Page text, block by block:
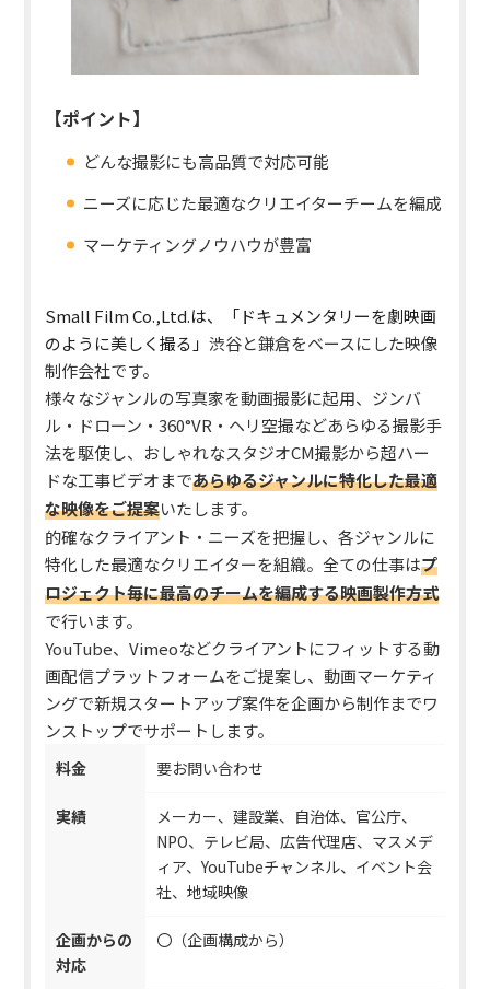
【ポイント】
どんな撮影にも高品質で対応可能
ニーズに応じた最適なクリエイターチームを編成
マーケティングノウハウが豊富
Small Film Co.,Ltd.は、「ドキュメンタリーを劇映画
のように美しく撮る 」渋谷と鎌倉をベースにした映像
制作会社です。
様々なジャンルの写真家を動画撮影に起用、ジンバ
ル・ドローン・360°VR・ヘリ空撮などあらゆる撮影手
法を駆使し、おしゃれなスタジオCM撮影から超ハー
ドな工事ビデオまであらゆるジャンルに特化した最適
な映像をご提案いたします。
的確なクライアント・ニーズを把握し、各ジャンルに
特化した最適なクリエイターを組織。全ての仕事はプ
ロジェクト毎に最高のチームを編成する映画製作方式
で行います。
YouTube、Vimeoなどクライアントにフィットする動
画配信プラットフォームをご提案し、動画マーケティ
ングで新規スタートアップ案件を企画から制作までワ
ンストップでサポートします。
料金 要お問い合わせ
実績
メーカー、建設業、自治体、官公庁、
NPO、テレビ局、広告代理店、マスメデ
ィア、YouTubeチャンネル、イベント会
社、地域映像
企画からの
対応
〇（企画構成から）